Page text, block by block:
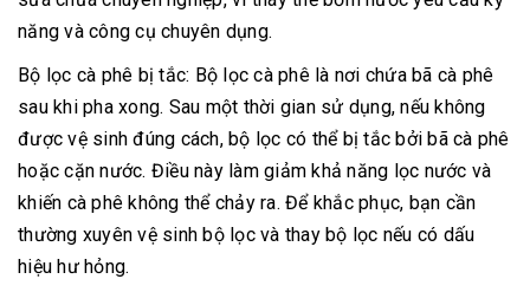
năng và công cụ chuyên dụng.
Bộ lọc cà phê bị tắc: Bộ lọc cà phê là nơi chứa bã cà phê
sau khi pha xong. Sau một thời gian sử dụng, nếu không
được vệ sinh đúng cách, bộ lọc có thể bị tắc bởi bã cà phê
hoặc cặn nước. Điều này làm giảm khả năng lọc nước và
khiến cà phê không thể chảy ra. Để khắc phục, bạn cần
thường xuyên vệ sinh bộ lọc và thay bộ lọc nếu có dấu
hiệu hư hỏng.